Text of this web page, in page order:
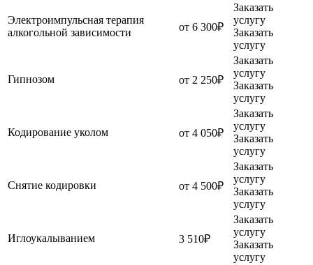
Электроимпульсная терапия
алкогольной зависимости
от 6 300₽
Заказать
услугу
Заказать
услугу
Гипнозом от 2 250₽
Заказать
услугу
Заказать
услугу
Кодирование уколом от 4 050₽
Заказать
услугу
Заказать
услугу
Снятие кодировки от 4 500₽
Заказать
услугу
Заказать
услугу
Иглоукалыванием 3 510₽
Заказать
услугу
Заказать
услугу